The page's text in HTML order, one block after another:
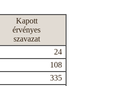
Kapott
érvényes
szavazat
24
108
335